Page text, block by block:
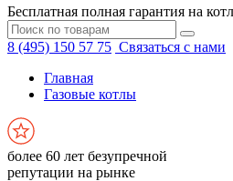
Бесплатная полная гарантия на
8 (495) 150 57 75 Связаться с нами
Главная
Газовые котлы
более 60 лет безупречной
репутации на рынке